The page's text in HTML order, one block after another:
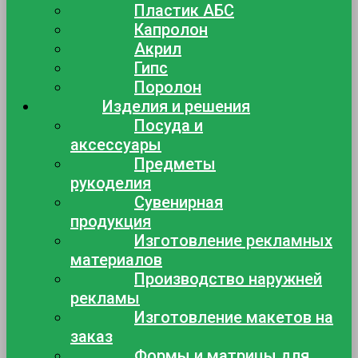
Пластик АБС
Капролон
Акрил
Гипс
Поролон
Изделия и решения
Посуда и
аксессуары
Предметы
рукоделия
Сувенирная
продукция
Изготовление рекламных
материалов
Производство наружней
рекламы
Изготовление макетов на
заказ